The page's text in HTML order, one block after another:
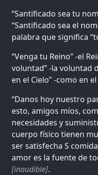
“Santificado sea tu
“Santificado sea el
palabra que significa
“Venga tu Reino” -el
voluntad” -la voluntad
en el Cielo” -como en
“Danos hoy nuestro
esto, amigos míos,
necesidades y
cuerpo físico tienen
ser satisfecha S
amor es la fuente de
[inaudible].